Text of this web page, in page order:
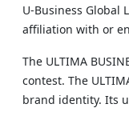
U‑Business Global
affiliation with or
The ULTIMA
contest. The
brand identity. Its